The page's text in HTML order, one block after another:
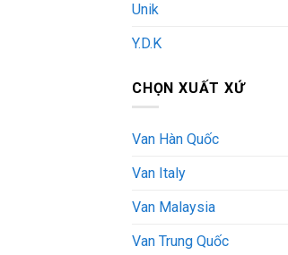
Unik
Y.D.K
CHỌN XUẤT XỨ
Van Hàn Quốc
Van Italy
Van Malaysia
Van Trung Quốc